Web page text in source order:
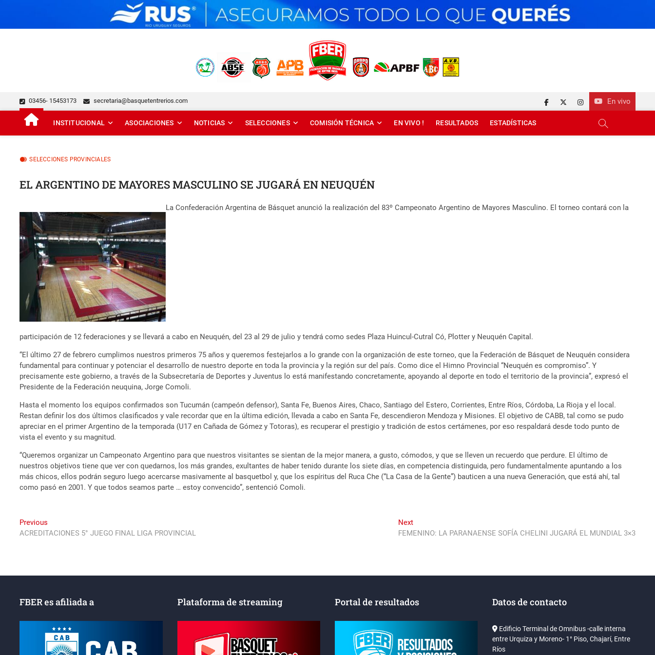
FEDERACIÓN DE BÁSQUET DE ENTRE RÍOS
03456- 15453173 secretaria@basquetentrerios.com En vivo
facebook
twitterinstagram
INSTITUCIONAL ASOCIACIONES NOTICIAS SELECCIONES COMISIÓN TÉCNICA EN VIVO ! RESULTADOS ESTADÍSTICAS
SELECCIONES PROVINCIALES
EL ARGENTINO DE MAYORES MASCULINO SE JUGARÁ EN NEUQUÉN
La Confederación Argentina de Básquet anunció la realización del 83º Campeonato Argentino de Mayores Masculino. El torneo contará con la
participación de 12 federaciones y se llevará a cabo en Neuquén, del 23 al 29 de julio y tendrá como sedes Plaza Huincul-Cutral Có, Plotter y Neuquén Capital.
“El último 27 de febrero cumplimos nuestros primeros 75 años y queremos festejarlos a lo grande con la organización de este torneo, que la Federación de Básquet de Neuquén considera
fundamental para continuar y potenciar el desarrollo de nuestro deporte en toda la provincia y la región sur del país. Como dice el Himno Provincial “Neuquén es compromiso”. Y
precisamente este gobierno, a través de la Subsecretaría de Deportes y Juventus lo está manifestando concretamente, apoyando al deporte en todo el territorio de la provincia”, expresó el
Presidente de la Federación neuquina, Jorge Comoli.
Hasta el momento los equipos confirmados son Tucumán (campeón defensor), Santa Fe, Buenos Aires, Chaco, Santiago del Estero, Corrientes, Entre Ríos, Córdoba, La Rioja y el local.
Restan definir los dos últimos clasificados y vale recordar que en la última edición, llevada a cabo en Santa Fe, descendieron Mendoza y Misiones. El objetivo de CABB, tal como se pudo
apreciar en el primer Argentino de la temporada (U17 en Cañada de Gómez y Totoras), es recuperar el prestigio y tradición de estos certámenes, por eso respaldará desde todo punto de
vista el evento y su magnitud.
“Queremos organizar un Campeonato Argentino para que nuestros visitantes se sientan de la mejor manera, a gusto, cómodos, y que se lleven un recuerdo que perdure. El último de
nuestros objetivos tiene que ver con quedarnos, los más grandes, exultantes de haber tenido durante los siete días, en competencia distinguida, pero fundamentalmente apuntando a los
más chicos, ellos podrán seguro luego acercarse masivamente al basquetbol y, que los espíritus del Ruca Che (“La Casa de la Gente”) bauticen a una nueva Generación, que está ahí, tal
como pasó en 2001. Y que todos seamos parte … estoy convencido”, sentenció Comoli.
Navegación
de
Previous
post:
ACREDITACIONES 5° JUEGO FINAL LIGA PROVINCIAL
NextNext
post:
FEMENINO: LA PARANAENSE SOFÍA CHELINI JUGARÁ EL MUNDIAL 3×3
FBER es afiliada a Plataforma de streaming Portal de resultados Datos de contacto
Edificio Terminal de Omnibus -calle interna
entre Urquiza y Moreno- 1° Piso, Chajarí, Entre
Ríos